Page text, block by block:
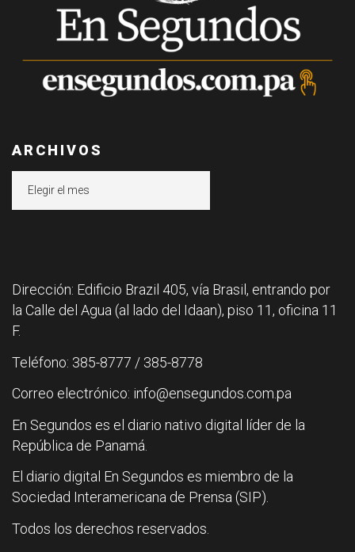
ARCHIVOS
Dirección: Edificio Brazil 405, vía Brasil, entrando por
la Calle del Agua (al lado del Idaan), piso 11, oficina 11
F.
Teléfono: 385-8777 / 385-8778
Correo electrónico: info@ensegundos.com.pa
En Segundos es el diario nativo digital líder de la
República de Panamá.
El diario digital En Segundos es miembro de la
Sociedad Interamericana de Prensa (SIP).
Todos los derechos reservados.